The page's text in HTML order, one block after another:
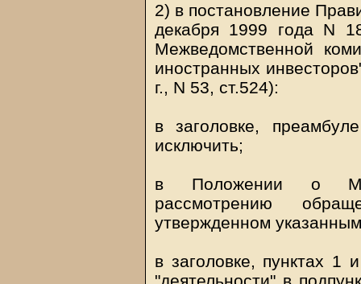
2) в постановление
декабря 1999 года N
Межведомственной
иностранных
г., N 53, ст.524):
в заголовке,
исключить;
в Положении о
рассмотрению
утвержденном
в заголовке, пунктах 1